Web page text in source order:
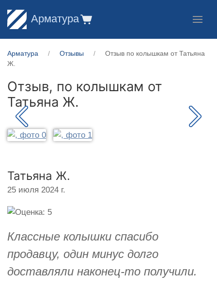
Арматура
Арматура Отзывы
Отзыв по колышкам от Татьяна
Ж.
Отзыв, по колышкам от
Татьяна Ж.
Татьяна Ж.
25 июля 2024 г.
Классные колышки спасибо
продавцу, один минус долго
доставляли наконец-то получили.